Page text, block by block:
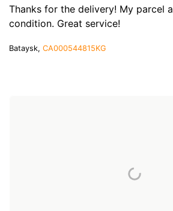
Thanks for the delivery! My parcel
condition. Great service!
Bataysk, CA000544815KG